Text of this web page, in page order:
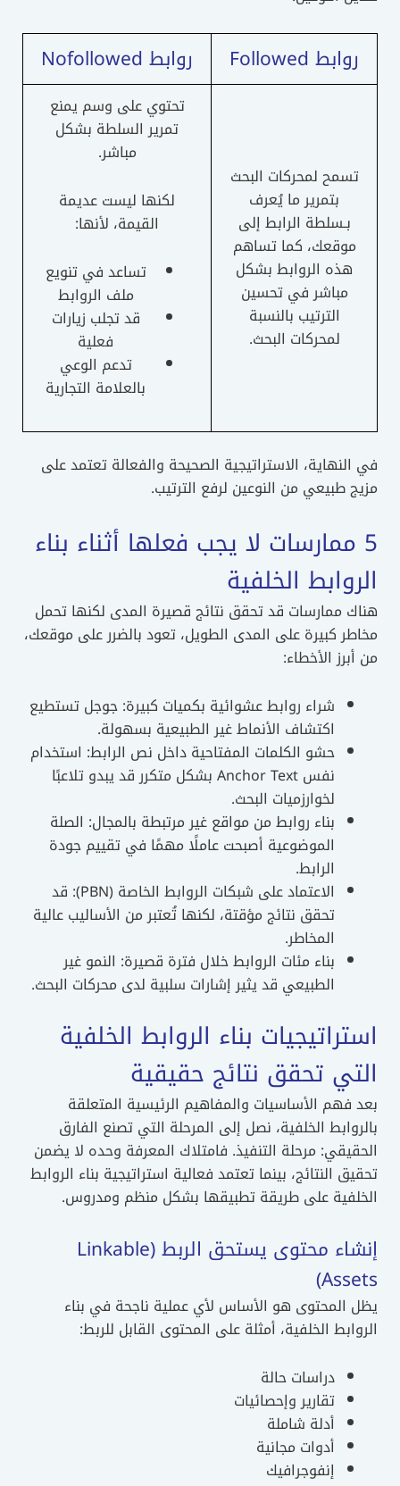
روابط Followed روابط Nofollowed
تسمح لمحركات البحث
بتمرير ما يُعرف
بـسلطة الرابط إلى
موقعك، كما تساهم
هذه الروابط بشكل
مباشر في تحسين
الترتيب بالنسبة
لمحركات البحث.
تحتوي على وسم يمنع
تمرير السلطة بشكل
مباشر.
لكنها ليست عديمة
القيمة، لأنها:
تساعد في تنويع
ملف الروابط
قد تجلب زيارات
فعلية
تدعم الوعي
بالعلامة التجارية
في النهاية، الاستراتيجية الصحيحة والفعالة تعتمد على
مزيج طبيعي من النوعين لرفع الترتيب.
5 ممارسات لا يجب فعلها أثناء بناء
الروابط الخلفية
هناك ممارسات قد تحقق نتائج قصيرة المدى لكنها تحمل
مخاطر كبيرة على المدى الطويل، تعود بالضرر على موقعك،
من أبرز الأخطاء:
شراء روابط عشوائية بكميات كبيرة: جوجل تستطيع
اكتشاف الأنماط غير الطبيعية بسهولة.
حشو الكلمات المفتاحية داخل نص الرابط: استخدام
نفس Anchor Text بشكل متكرر قد يبدو تلاعبًا
لخوارزميات البحث.
بناء روابط من مواقع غير مرتبطة بالمجال: الصلة
الموضوعية أصبحت عاملًا مهمًا في تقييم جودة
الرابط.
الاعتماد على شبكات الروابط الخاصة (PBN): قد
تحقق نتائج مؤقتة، لكنها تُعتبر من الأساليب عالية
المخاطر.
بناء مئات الروابط خلال فترة قصيرة: النمو غير
الطبيعي قد يثير إشارات سلبية لدى محركات البحث.
استراتيجيات بناء الروابط الخلفية
التي تحقق نتائج حقيقية
بعد فهم الأساسيات والمفاهيم الرئيسية المتعلقة
بالروابط الخلفية، نصل إلى المرحلة التي تصنع الفارق
الحقيقي: مرحلة التنفيذ. فامتلاك المعرفة وحده لا يضمن
تحقيق النتائج، بينما تعتمد فعالية استراتيجية بناء الروابط
الخلفية على طريقة تطبيقها بشكل منظم ومدروس.
إنشاء محتوى يستحق الربط (Linkable
Assets)
يظل المحتوى هو الأساس لأي عملية ناجحة في بناء
الروابط الخلفية، أمثلة على المحتوى القابل للربط:
دراسات حالة
تقارير وإحصائيات
أدلة شاملة
أدوات مجانية
إنفوجرافيك